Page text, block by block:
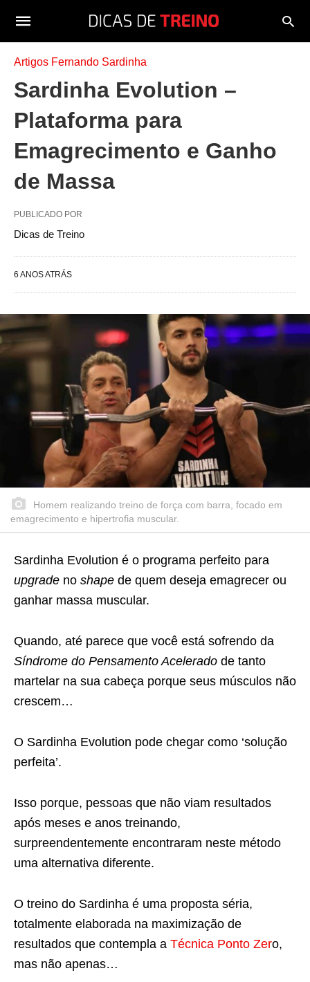
Artigos Fernando Sardinha
Sardinha Evolution –
Plataforma para
Emagrecimento e Ganho
de Massa
PUBLICADO POR
Dicas de Treino
6 ANOS ATRÁS
Homem realizando treino de força com barra, focado em
emagrecimento e hipertrofia muscular.
Sardinha Evolution é o programa perfeito para
upgrade no shape de quem deseja emagrecer ou
ganhar massa muscular.
Quando, até parece que você está sofrendo da
Síndrome do Pensamento Acelerado de tanto
martelar na sua cabeça porque seus músculos não
crescem…
O Sardinha Evolution pode chegar como ‘solução
perfeita’.
Isso porque, pessoas que não viam resultados
após meses e anos treinando,
surpreendentemente encontraram neste método
uma alternativa diferente.
O treino do Sardinha é uma proposta séria,
totalmente elaborada na maximização de
resultados que contempla a Técnica Ponto Zero,
mas não apenas…